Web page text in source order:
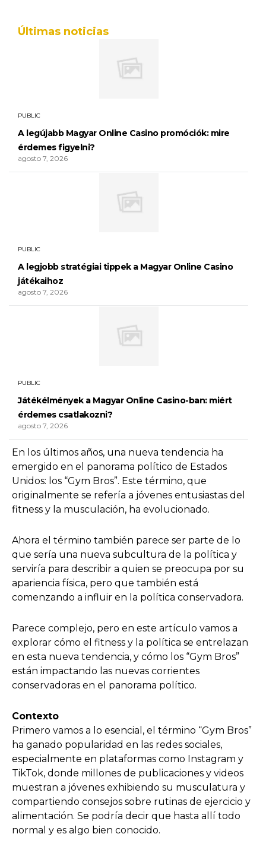
En los últimos años, una nueva tendencia ha
emergido en el panorama político de Estados
Unidos: los “Gym Bros”. Este término, que
originalmente se refería a jóvenes entusiastas del
fitness y la musculación, ha evolucionado.
Ahora el término también parece ser parte de lo
que sería una nueva subcultura de la política y
serviría para describir a quien se preocupa por su
apariencia física, pero que también está
comenzando a influir en la política conservadora.
Parece complejo, pero en este artículo vamos a
explorar cómo el fitness y la política se entrelazan
en esta nueva tendencia, y cómo los “Gym Bros”
están impactando las nuevas corrientes
conservadoras en el panorama político.
Contexto
Primero vamos a lo esencial, el término “Gym Bros”
ha ganado popularidad en las redes sociales,
especialmente en plataformas como Instagram y
TikTok, donde millones de publicaciones y videos
muestran a jóvenes exhibiendo su musculatura y
compartiendo consejos sobre rutinas de ejercicio y
alimentación. Se podría decir que hasta allí todo
normal y es algo bien conocido.
Últimas noticias
PUBLIC
A legújabb Magyar Online Casino promóciók: mire
érdemes figyelni?
agosto 7, 2026
PUBLIC
A legjobb stratégiai tippek a Magyar Online Casino
játékaihoz
agosto 7, 2026
PUBLIC
Játékélmények a Magyar Online Casino-ban: miért
érdemes csatlakozni?
agosto 7, 2026